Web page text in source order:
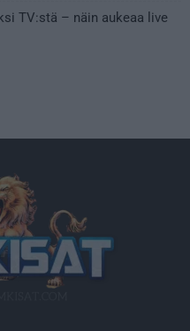
TV:stä – näin aukeaa live